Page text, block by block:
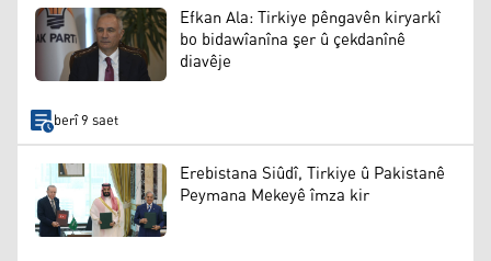
Efkan Ala: Tirkiye pêngavên kiryarkî
bo bidawîanîna şer û çekdanînê
diavêje
berî 9 saet
Erebistana Siûdî, Tirkiye û Pakistanê
Peymana Mekeyê îmza kir